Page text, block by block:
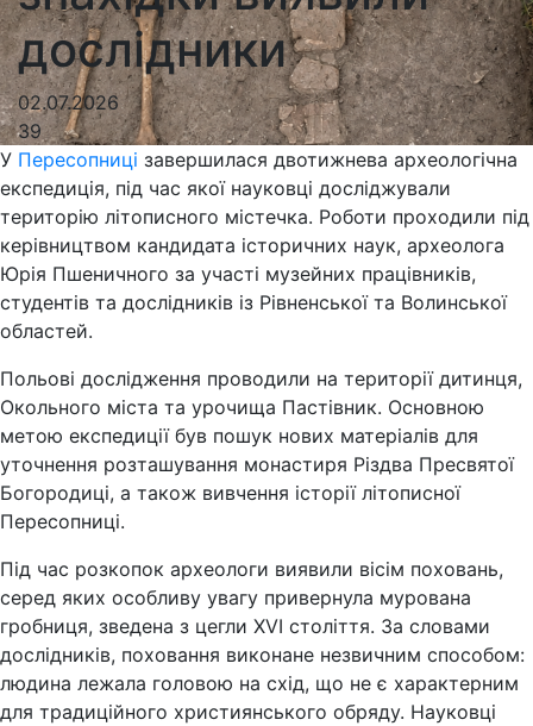
дослідники
02.07.2026
39
У Пересопниці завершилася двотижнева археологічна
експедиція, під час якої науковці досліджували
територію літописного містечка. Роботи проходили під
керівництвом кандидата історичних наук, археолога
Юрія Пшеничного за участі музейних працівників,
студентів та дослідників із Рівненської та Волинської
областей.
Польові дослідження проводили на території дитинця,
Окольного міста та урочища Пастівник. Основною
метою експедиції був пошук нових матеріалів для
уточнення розташування монастиря Різдва Пресвятої
Богородиці, а також вивчення історії літописної
Пересопниці.
Під час розкопок археологи виявили вісім поховань,
серед яких особливу увагу привернула мурована
гробниця, зведена з цегли XVI століття. За словами
дослідників, поховання виконане незвичним способом:
людина лежала головою на схід, що не є характерним
для традиційного християнського обряду. Науковці